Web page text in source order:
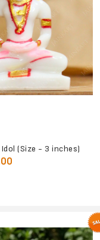
(Size - 3 inches)